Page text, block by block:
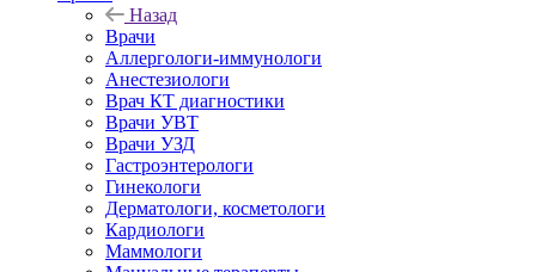
Назад
Врачи
Аллергологи-иммунологи
Анестезиологи
Врач КТ диагностики
Врачи УВТ
Врачи УЗД
Гастроэнтерологи
Гинекологи
Дерматологи, косметологи
Кардиологи
Маммологи